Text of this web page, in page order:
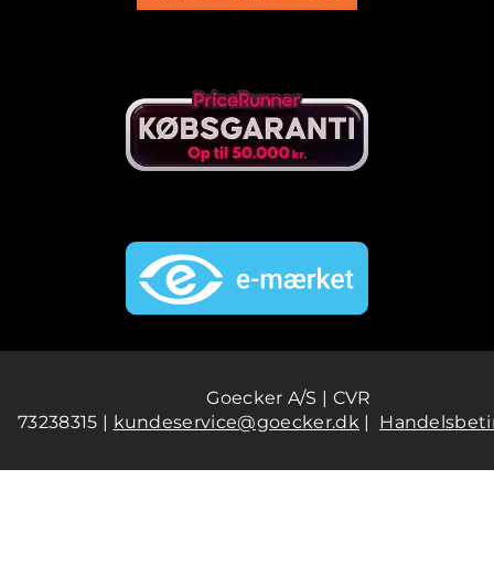
Goecker A/S | CVR
73238315 | kundeservice@goecker.dk |